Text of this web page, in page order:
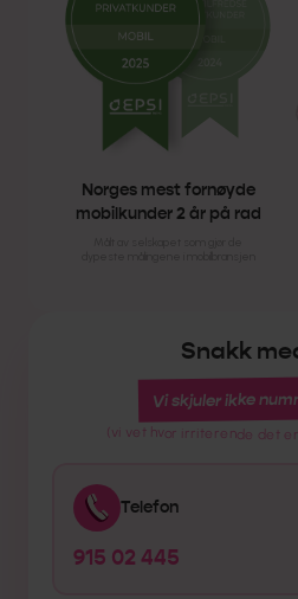
Snakk
Vi skjuler ikke
(vi vet hvor irriterende det
Telefon
915 02 445
Norges mest fornøyde
mobilkunder 2 år på rad